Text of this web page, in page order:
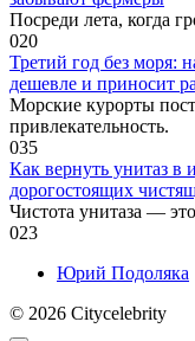
Посреди лета, когда
020
Третий год без моря:
дешевле и приносит
Морские курорты
привлекательность.
035
Как вернуть унитаз в
дорогостоящих
Чистота унитаза —
023
Юрий Подоляка
© 2026 Сitycelebrity